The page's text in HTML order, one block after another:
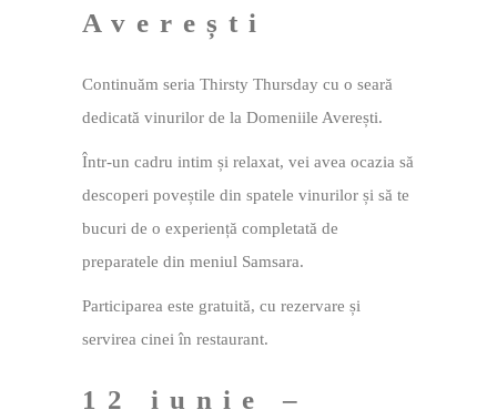
Averești
Continuăm seria Thirsty Thursday cu o seară
dedicată vinurilor de la Domeniile Averești.
Într-un cadru intim și relaxat, vei avea ocazia să
descoperi poveștile din spatele vinurilor și să te
bucuri de o experiență completată de
preparatele din meniul Samsara.
Participarea este gratuită, cu rezervare și
servirea cinei în restaurant.
12 iunie –